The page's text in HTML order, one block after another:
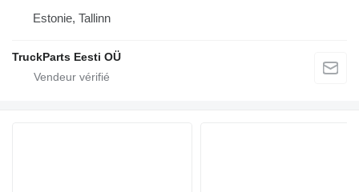
Estonie, Tallinn
TruckParts Eesti OÜ